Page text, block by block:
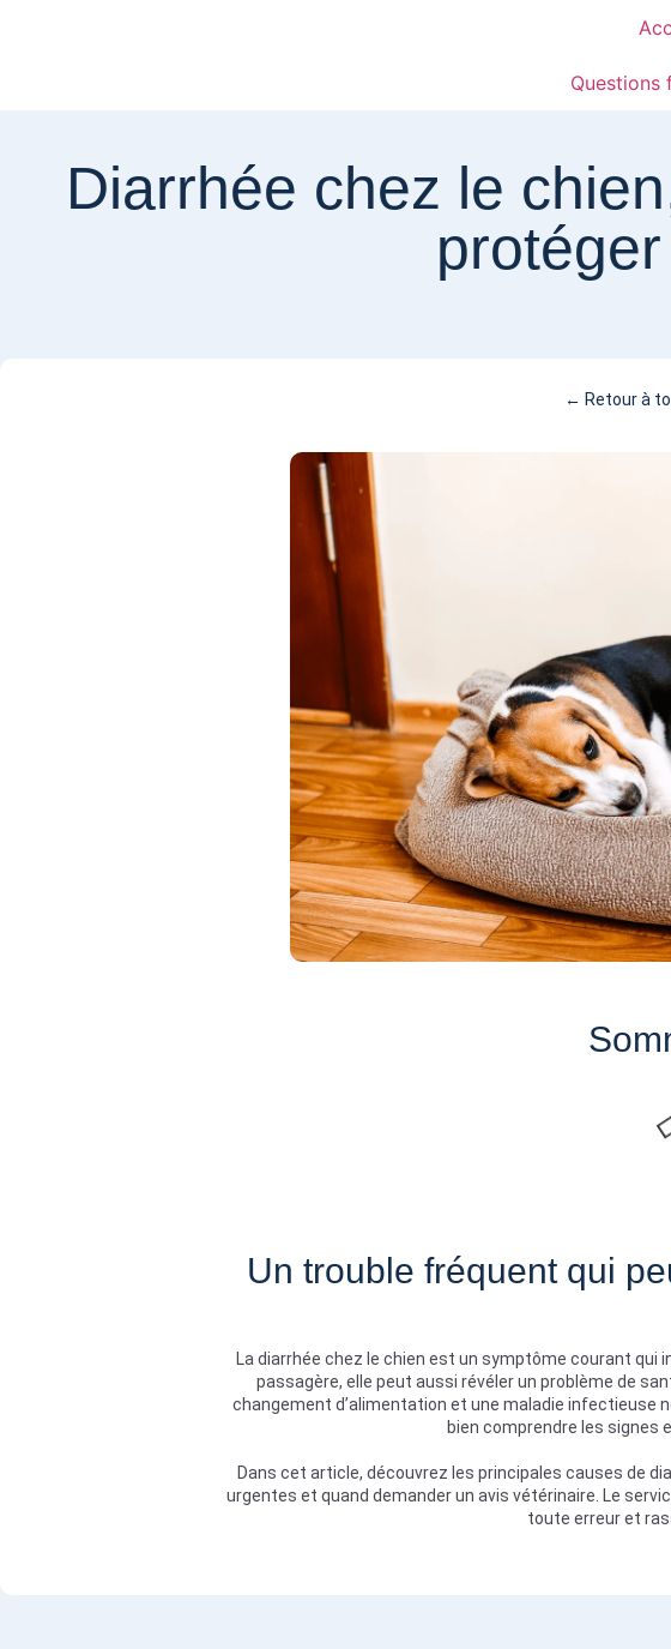
Questions
Diarrhée chez le
← Retour à
Un trouble fréquent qui
La diarrhée chez le chien est un symptôme courant qui
passagère, elle peut aussi révéler un problème de
changement d’alimentation et une maladie infectieuse
bien comprendre les signes
Dans cet article, découvrez les principales causes de
urgentes et quand demander un avis vétérinaire. Le
toute erreur et